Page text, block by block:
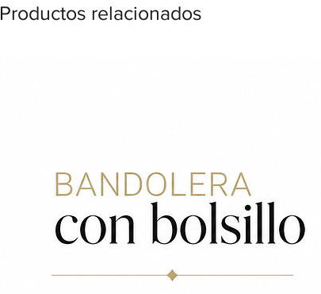
Productos relacionados